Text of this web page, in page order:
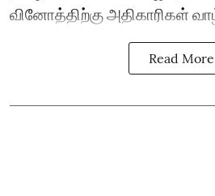
வினோத்திற்கு அதிகாரிகள்
Read More